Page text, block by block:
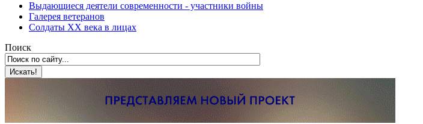
Выдающиеся деятели современности - участники войны
Галерея ветеранов
Солдаты XX века в лицах
Поиск